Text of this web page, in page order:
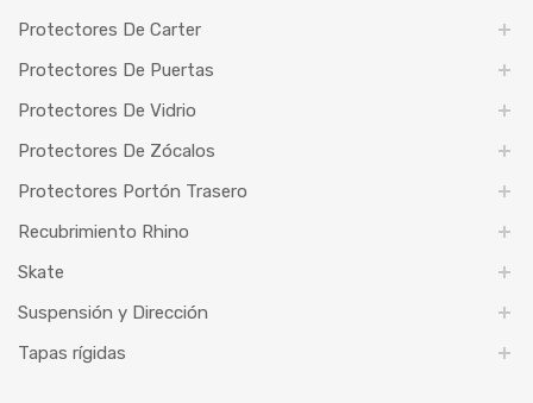
Protectores De Carter
Protectores De Puertas
Protectores De Vidrio
Protectores De Zócalos
Protectores Portón Trasero
Recubrimiento Rhino
Skate
Suspensión y Dirección
Tapas rígidas